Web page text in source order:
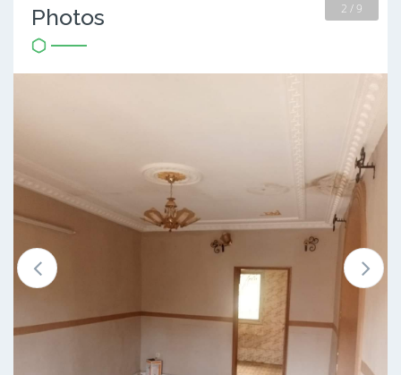
Photos 2 / 9